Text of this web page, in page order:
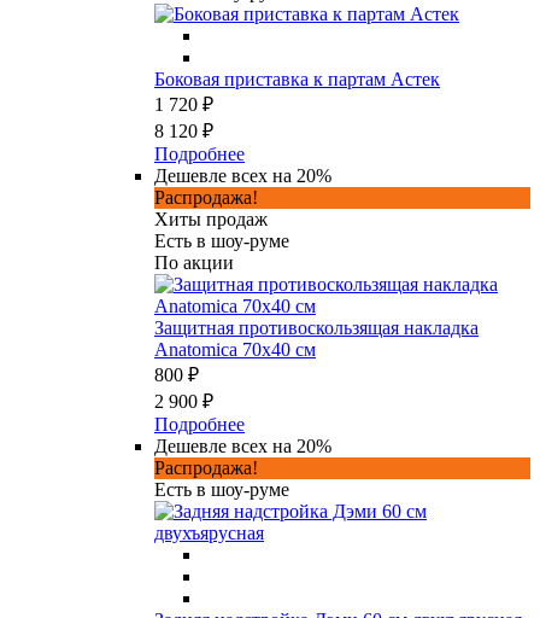
Боковая приставка к партам Астек
1 720 ₽
8 120 ₽
Подробнее
Дешевле всех на 20%
Распродажа!
Хиты продаж
Есть в шоу-руме
По акции
Защитная противоскользящая накладка
Anatomica 70х40 см
800 ₽
2 900 ₽
Подробнее
Дешевле всех на 20%
Распродажа!
Есть в шоу-руме